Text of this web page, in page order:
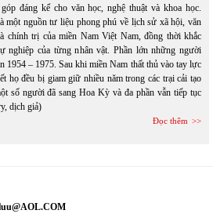
đáng kể cho văn học, nghệ thuật và khoa học.
một nguồn tư liệu phong phú về lịch sử xã hội, văn
chính trị của miền Nam Việt Nam, đồng thời khắc
nghiệp của từng nhân vật. Phần lớn những người
1954 – 1975. Sau khi miền Nam thất thủ vào tay lực
họ đều bị giam giữ nhiều năm trong các trại cải tạo
số người đã sang Hoa Kỳ và đa phần vẫn tiếp tục
dịch giả)
Đọc thêm